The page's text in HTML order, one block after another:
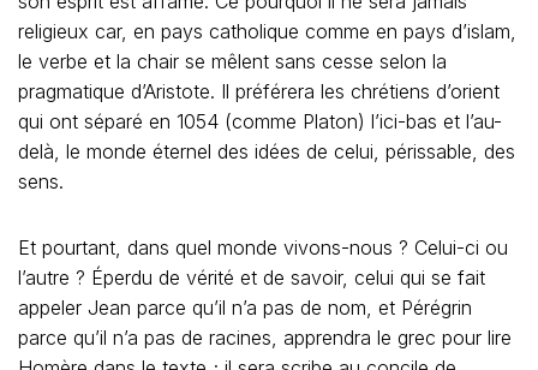
religieux car, en pays catholique comme en pays d’islam,
le verbe et la chair se mêlent sans cesse selon la
pragmatique d’Aristote. Il préférera les chrétiens d’orient
qui ont séparé en 1054 (comme Platon) l’ici-bas et l’au-
delà, le monde éternel des idées de celui, périssable, des
sens.
Et pourtant, dans quel monde vivons-nous ? Celui-ci ou
l’autre ? Éperdu de vérité et de savoir, celui qui se fait
appeler Jean parce qu’il n’a pas de nom, et Pérégrin
parce qu’il n’a pas de racines, apprendra le grec pour lire